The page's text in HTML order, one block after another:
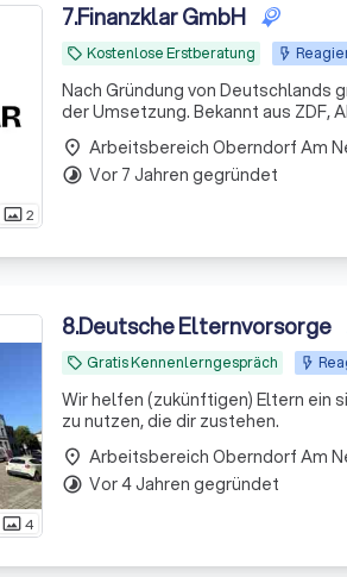
photo_size_select_actual2
7.Finanzklar GmbH
local_offer Kostenlose Erstberatung
Nach Gründung von
der Umsetzung. Bekannt aus ZDF,
place Arbeitsbereich Oberndorf Am
timelapse Vor 7 Jahren gegründet
photo_size_select_actual4
8.Deutsche Elternvorsorge
local_offer Gratis Kennenlerngespräch
Wir helfen (zukünftigen) Eltern ein
zu nutzen, die dir zustehen.
place Arbeitsbereich Oberndorf Am
timelapse Vor 4 Jahren gegründet